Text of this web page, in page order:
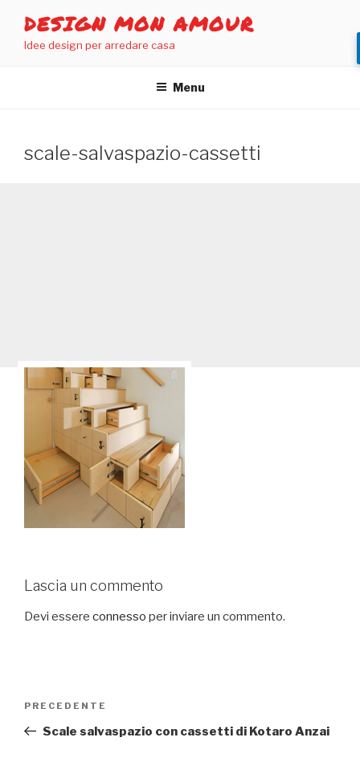
contenuto
DESIGN MON AMOUR
Idee design per arredare casa
Menu
scale-salvaspazio-cassetti
Lascia un commento
Devi essere connesso per inviare un commento.
Articolo
precedente:
PRECEDENTE
Scale salvaspazio con cassetti di Kotaro Anzai